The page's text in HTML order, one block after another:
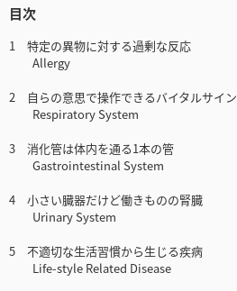
目次
1 特定の異物に対する過剰な反応
Allergy
2 自らの意思で操作できるバイタルサイン
Respiratory System
3 消化管は体内を通る1本の管
Gastrointestinal System
4 小さい臓器だけど働きものの腎臓
Urinary System
5 不適切な生活習慣から生じる疾病
Life-style Related Disease